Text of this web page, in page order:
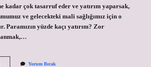
kadar çok tasarruf eder ve yatırım yaparsak,
ve gelecekteki mali sağlığımız için o
Paramızın yüzde kaçı yatırım? Zor
Yorum Bırak